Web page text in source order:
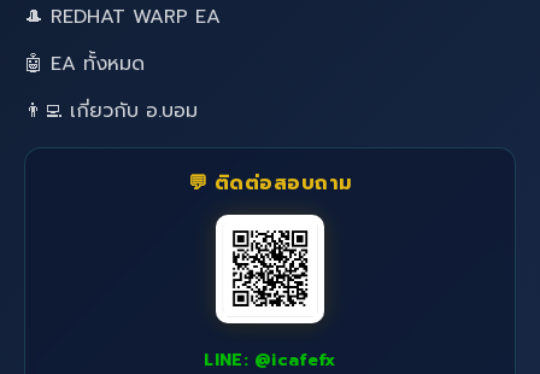
🎩 REDHAT WARP EA
🤖 EA ทั้งหมด
👨‍💻 เกี่ยวกับ อ.บอม
💬 ติดต่อสอบถาม
LINE: @icafefx